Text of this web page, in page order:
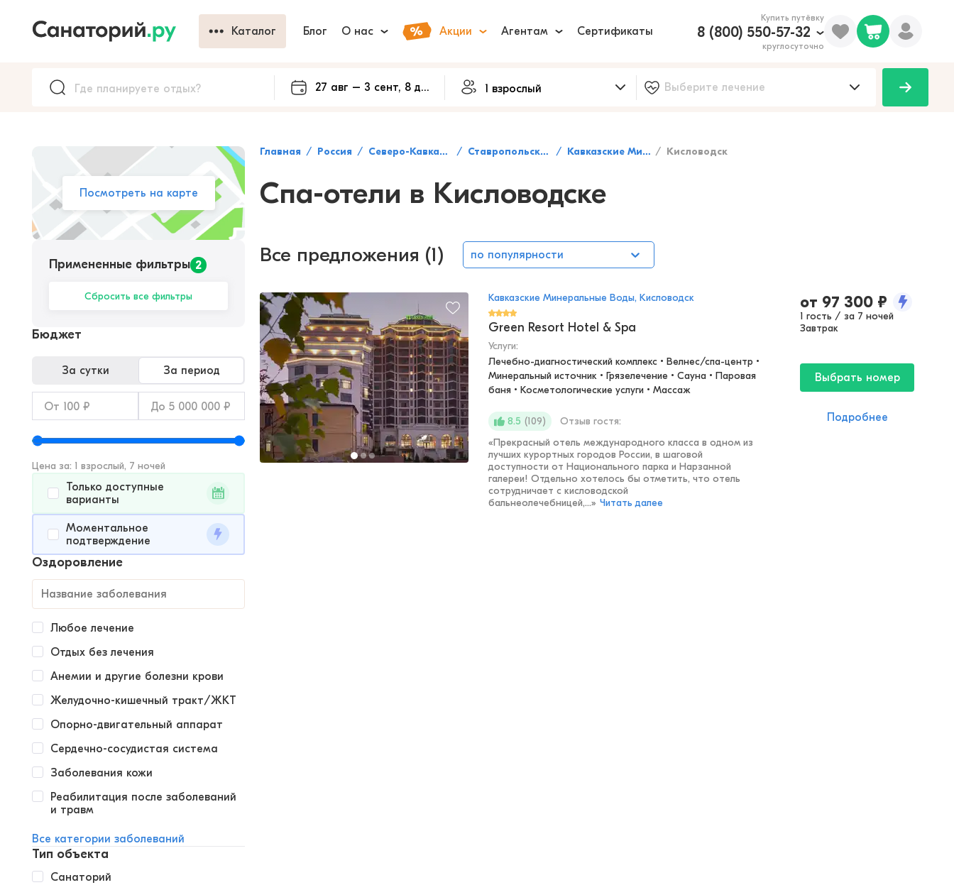
Каталог Блог О нас Акции Агентам Сертификаты
Купить путёвку
8 (800) 550-57-32
круглосуточно
Посмотреть на карте
Примененные фильтры 2
Сбросить все фильтры
Бюджет
За сутки За период
Цена за: 1 взрослый, 7 ночей
Только доступные
варианты
Моментальное
подтверждение
Оздоровление
Любое лечение
Отдых без лечения
Анемии и другие болезни крови
Желудочно-кишечный тракт/ЖКТ
Опорно-двигательный аппарат
Сердечно-сосудистая система
Заболевания кожи
Реабилитация после заболеваний
и травм
Все категории заболеваний
Тип объекта
Санаторий
Главная Россия Северо-Кавказский федеральный округ Ставропольский край Кавказские Минеральные Воды Кисловодск
Спа-отели в Кисловодске
Все предложения (1) по популярности
Кавказские Минеральные Воды, Кисловодск
Green Resort Hotel & Spa
Услуги:
Лечебно-диагностический комплекс • Велнес/спа-центр •
Минеральный источник • Грязелечение • Сауна • Паровая
баня • Косметологические услуги • Массаж
8.5 (109)
Отзыв гостя:
«Прекрасный отель международного класса в одном из
лучших курортных городов России, в шаговой
доступности от Национального парка и Нарзанной
галереи! Отдельно хотелось бы отметить, что отель
сотрудничает с кисловодской
бальнеолечебницей,...» Читать далее
от 97 300 ₽
1 гость / за 7 ночей
Завтрак
Выбрать номер
Подробнее